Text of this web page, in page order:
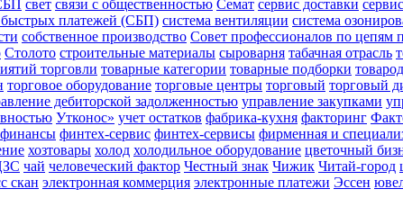
свет связи с общественностью Семат сервис доставки
быстрых платежей (СБП) система вентиляции система
собственное производство Совет профессионалов по цепям
Столото строительные материалы сыроварня табачная отрасль
торговли товарные категории товарные подборки
торговое оборудование торговые центры торговый торговый
дебиторской задолженностью управление закупками
Утконос» учет остатков фабрика-кухня факторинг
финансы финтех-сервис финтех-сервисы фирменная и
хозтовары холод холодильное оборудование цветочный
чай человеческий фактор Честный знак Чижик Читай-город
скан электронная коммерция электронные платежи Эссен